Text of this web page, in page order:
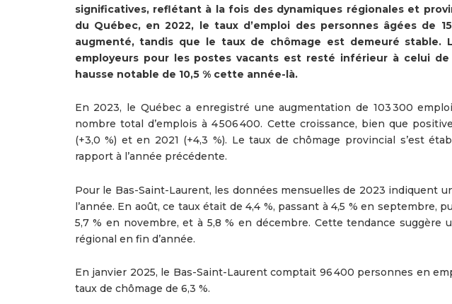
significatives, reflétant à la fois des dynamiques régionales et
du Québec, en 2022, le taux d’emploi des personnes âgées de
augmenté, tandis que le taux de chômage est demeuré stable.
employeurs pour les postes vacants est resté inférieur à celui de
hausse notable de 10,5 % cette année-là.
En 2023, le Québec a enregistré une augmentation de 103 300
nombre total d’emplois à 4 506 400. Cette croissance, bien que
(+3,0 %) et en 2021 (+4,3 %). Le taux de chômage provincial s’est
rapport à l’année précédente.
Pour le Bas-Saint-Laurent, les données mensuelles de 2023 indiquent
l’année. En août, ce taux était de 4,4 %, passant à 4,5 % en septembre,
5,7 % en novembre, et à 5,8 % en décembre. Cette tendance suggère
régional en fin d’année.
En janvier 2025, le Bas-Saint-Laurent comptait 96 400 personnes en
taux de chômage de 6,3 %.